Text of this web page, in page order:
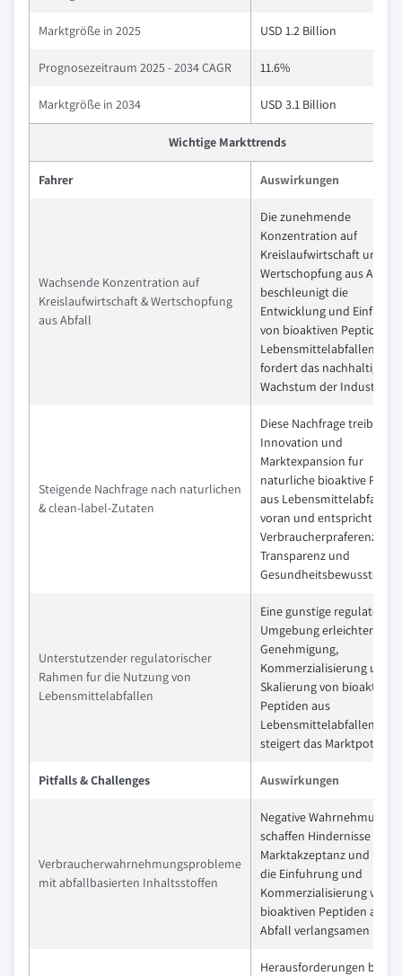
Marktgröße in 2025 USD 1.2 Billion
Prognosezeitraum 2025 - 2034 CAGR 11.6%
Marktgröße in 2034 USD 3.1 Billion
Wichtige Markttrends
Fahrer Auswirkungen
Wachsende Konzentration auf
Kreislaufwirtschaft & Wertschopfung
aus Abfall
Die zunehmende
Konzentration auf
Kreislaufwirtschaft und
Wertschopfung aus Abfall
beschleunigt die
Entwicklung und
von bioaktiven Peptiden
Lebensmittelabfallen und
fordert das nachhaltige
Wachstum der Industrie
Steigende Nachfrage nach naturlichen
& clean-label-Zutaten
Diese Nachfrage treibt
Innovation und
Marktexpansion fur
naturliche bioaktive
aus Lebensmittelabfallen
voran und entspricht den
Verbraucherpraferenzen
Transparenz und
Gesundheitsbewusstsein
Unterstutzender regulatorischer
Rahmen fur die Nutzung von
Lebensmittelabfallen
Eine gunstige
Umgebung erleichtert die
Genehmigung,
Kommerzialisierung und
Skalierung von bioaktiven
Peptiden aus
Lebensmittelabfallen und
steigert das
Pitfalls & Challenges Auswirkungen
Verbraucherwahrnehmungsprobleme
mit abfallbasierten Inhaltsstoffen
Negative Wahrnehmungen
schaffen Hindernisse fur
Marktakzeptanz und
die Einfuhrung und
Kommerzialisierung von
bioaktiven Peptiden aus
Abfall verlangsamen
Herausforderungen bei